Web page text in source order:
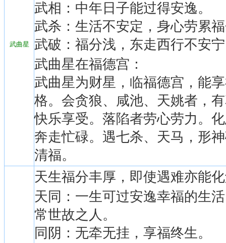
武曲星
武相：中年日子能过得安逸。
武杀：生活不安定，身心劳累
武破：福分浅，东走西行不安
武曲星在福德宫：
武曲星为财星，临福德宫，能
格。会贪狼、咸池、天姚者，
快乐享受。落陷者劳心劳力。
奔走忙碌。遇七杀、天马，形
清福。
天生福分丰厚，即使遇难亦能
天同：一生可过安逸幸福的生
常世故之人。
同阴：无牵无挂，享福终生。